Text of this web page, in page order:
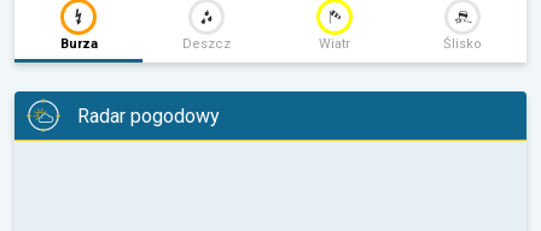
Burza Deszcz Wiatr Ślisko
Radar pogodowy